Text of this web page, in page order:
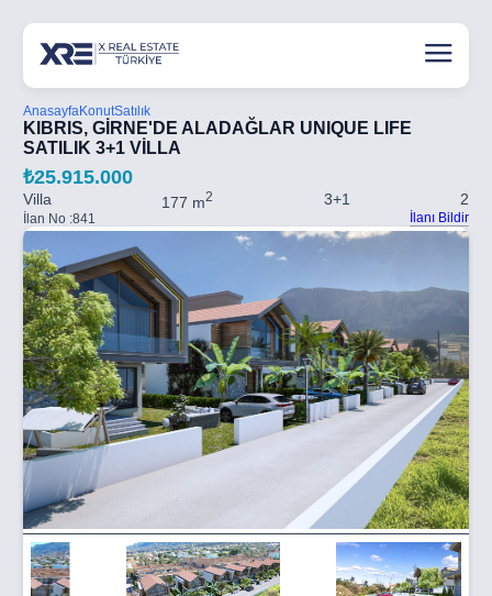
AnasayfaKonutSatılık
KIBRIS, GİRNE'DE ALADAĞLAR UNIQUE LIFE
SATILIK 3+1 VİLLA
₺25.915.000
Villa 177 m2 3+1 2
İlan No :841 İlanı Bildir